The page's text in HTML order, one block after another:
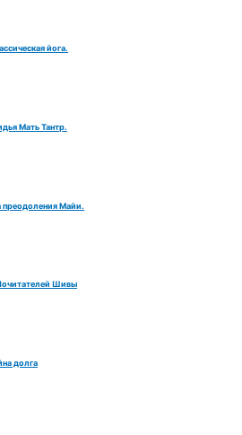
йога.
Мать Тантр.
преодоления Майи.
Шивы
долга